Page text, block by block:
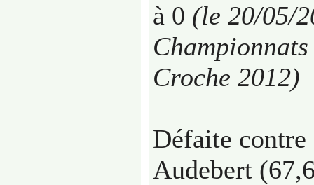
à 0 (le 20/05/
Croche 2012)
Défaite contre
Audebert